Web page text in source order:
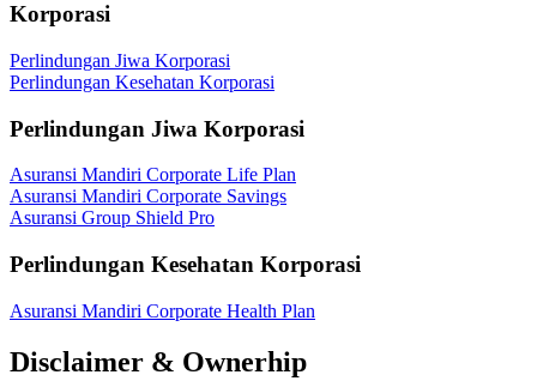
Korporasi
Perlindungan Jiwa Korporasi
Perlindungan Kesehatan Korporasi
Perlindungan Jiwa Korporasi
Asuransi Mandiri Corporate Life Plan
Asuransi Mandiri Corporate Savings
Asuransi Group Shield Pro
Perlindungan Kesehatan Korporasi
Asuransi Mandiri Corporate Health Plan
Disclaimer & Ownerhip